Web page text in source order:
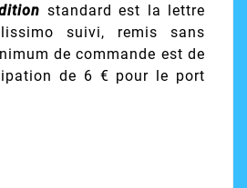
standard est la lettre
suivi, remis sans
de commande est de
de 6 € pour le port